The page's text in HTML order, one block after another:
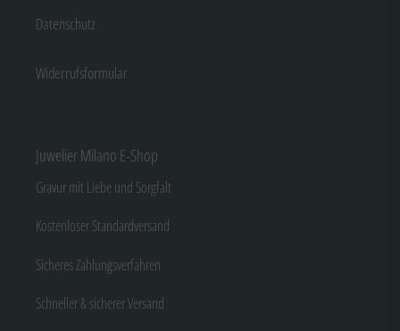
Datenschutz
Widerrufsformular
Juwelier Milano E-Shop
Gravur mit Liebe und Sorgfalt
Kostenloser Standardversand
Sicheres Zahlungsverfahren
Schneller & sicherer Versand